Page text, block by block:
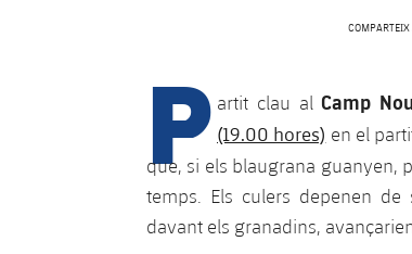
COMPARTEIX
P artit clau al Camp Nou
(19.00 hores) en el
que, si els blaugrana guanyen,
temps. Els culers depenen
davant els granadins,